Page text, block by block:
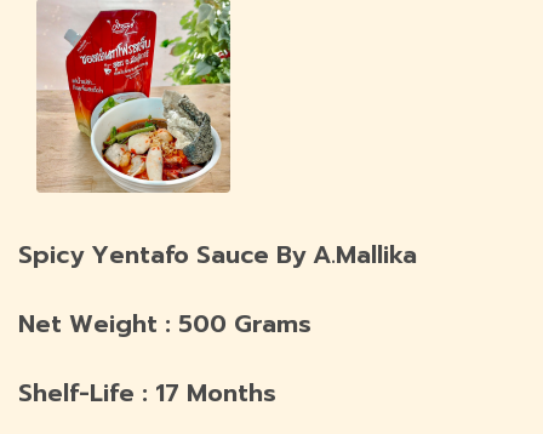
Spicy Yentafo Sauce By A.Mallika
Net Weight : 500 Grams
Shelf-Life : 17 Months